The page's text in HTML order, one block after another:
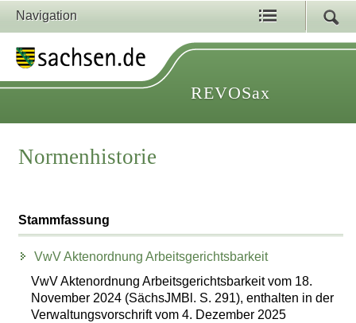
Navigation
REVOSax
Normenhistorie
Stammfassung
VwV Aktenordnung Arbeitsgerichtsbarkeit
VwV Aktenordnung Arbeitsgerichtsbarkeit vom 18.
November 2024 (SächsJMBl. S. 291), enthalten in der
Verwaltungsvorschrift vom 4. Dezember 2025